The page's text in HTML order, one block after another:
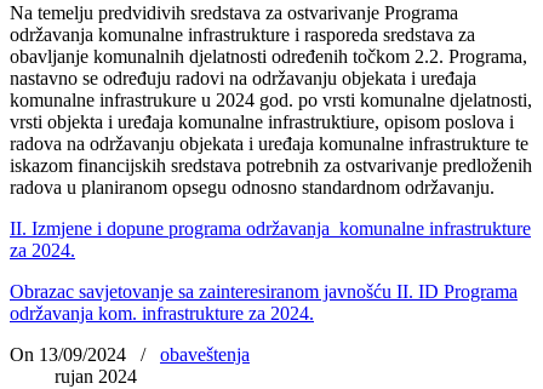
Na temelju predvidivih sredstava za ostvarivanje Programa
održavanja komunalne infrastrukture i rasporeda sredstava za
obavljanje komunalnih djelatnosti određenih točkom 2.2. Programa,
nastavno se određuju radovi na održavanju objekata i uređaja
komunalne infrastrukure u 2024 god. po vrsti komunalne djelatnosti,
vrsti objekta i uređaja komunalne infrastruktiure, opisom poslova i
radova na održavanju objekata i uređaja komunalne infrastrukture te
iskazom financijskih sredstava potrebnih za ostvarivanje predloženih
radova u planiranom opsegu odnosno standardnom održavanju.
II. Izmjene i dopune programa održavanja komunalne infrastrukture
za 2024.
Obrazac savjetovanje sa zainteresiranom javnošću II. ID Programa
održavanja kom. infrastrukture za 2024.
On 13/09/2024
/
obaveštenja
rujan 2024